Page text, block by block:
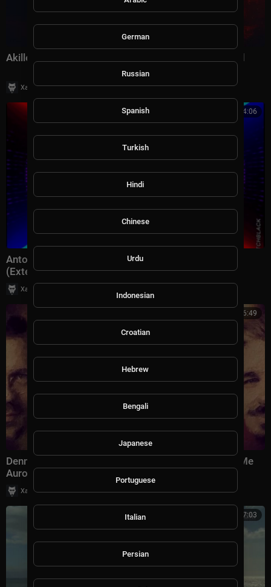
Akille - Destined By Gravity [Audio Imprint] Extended
Хаус Рычалкин | 9 просмотры
4:06
Anton Pallmer Synaptic Space — If I Wanted To
(Extended Mix)
Хаус Рычалкин
6:49
Dennis Sheperd x KaZu x Katty Heath - Watch Over Me
Aurosonic Extended Remix
Хаус Рычалкин | 62 просмотры
7:03
German
Russian
Spanish
Turkish
Hindi
Chinese
Urdu
Indonesian
Croatian
Hebrew
Bengali
Japanese
Portuguese
Italian
Persian